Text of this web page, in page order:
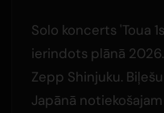
Solo koncerts 'Toua
ierindots plānā
Zepp Shinjuku.
Japānā